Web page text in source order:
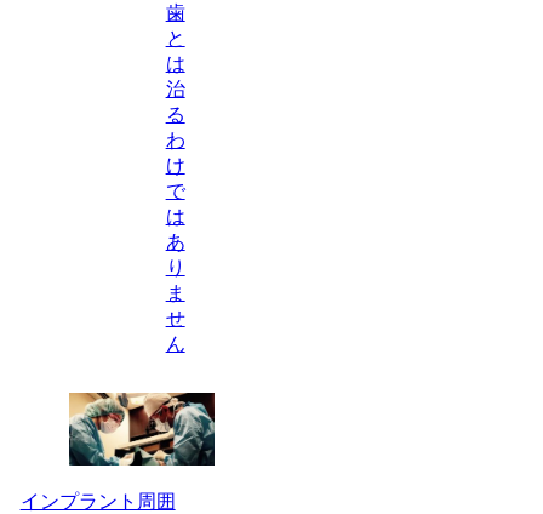
歯
と
は
治
る
わ
け
で
は
あ
り
ま
せ
ん
インプラント周囲